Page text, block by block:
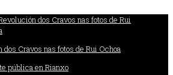
dos Cravos nas fotos de Rui Ochoa